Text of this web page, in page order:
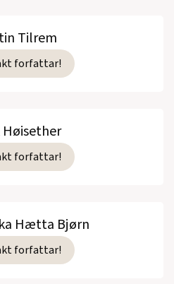
Tilrem
forfattar!
forfattar!
Hætta Bjørn
forfattar!